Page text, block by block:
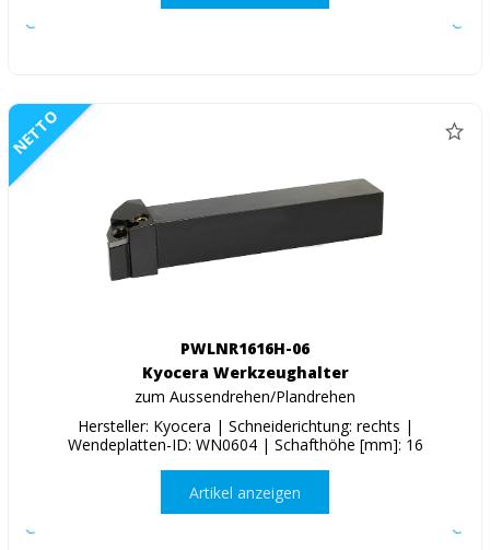
NETTO
PWLNR1616H-06
Kyocera Werkzeughalter
zum Aussendrehen/Plandrehen
Hersteller: Kyocera | Schneiderichtung: rechts |
Wendeplatten-ID: WN0604 | Schafthöhe [mm]: 16
Artikel anzeigen